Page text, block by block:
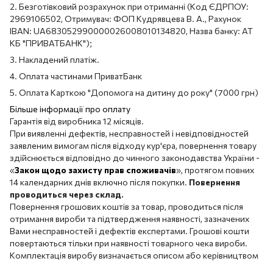
2. Безготівковий розрахунок при отриманні (Код ЄДРПОУ:
2969106502, Отримувач: ФОП Кудрявцева В. А., Рахунок
IBAN: UA683052990000026008010134820, Назва банку: АТ
КБ "ПРИВАТБАНК");
3. Накладений платіж.
4. Оплата частинами ПриватБанк
5. Оплата Карткою "Допомога на дитину до року" (7000 грн)
Більше інформації про оплату
Гарантія від виробника 12 місяців.
При виявленні дефектів, несправностей і невідповідностей
заявленим вимогам після відходу кур'єра, повернення товару
здійснюється відповідно до чинного законодавства України -
«Закон щодо захисту прав споживачів», протягом повних
14 календарних днів включно після покупки. Повернення
проводиться через склад.
Повернення грошових коштів за товар, проводиться після
отримання вироби та підтвердження наявності, зазначених
Вами несправностей і дефектів експертами. Грошові кошти
повертаються тільки при наявності товарного чека вироби.
Комплектація виробу визначається описом або керівництвом